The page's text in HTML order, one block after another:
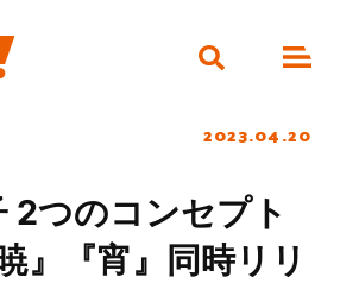
2023.04.20
2つのコンセプト
』『宵』同時リリ